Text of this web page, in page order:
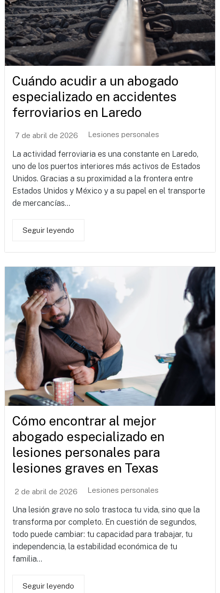
Cuándo acudir a un abogado
especializado en accidentes
ferroviarios en Laredo
7 de abril de 2026 Lesiones personales
La actividad ferroviaria es una constante en Laredo,
uno de los puertos interiores más activos de Estados
Unidos. Gracias a su proximidad a la frontera entre
Estados Unidos y México y a su papel en el transporte
de mercancías...
Seguir leyendo
Cómo encontrar al mejor
abogado especializado en
lesiones personales para
lesiones graves en Texas
2 de abril de 2026 Lesiones personales
Una lesión grave no solo trastoca tu vida, sino que la
transforma por completo. En cuestión de segundos,
todo puede cambiar: tu capacidad para trabajar, tu
independencia, la estabilidad económica de tu
familia...
Seguir leyendo